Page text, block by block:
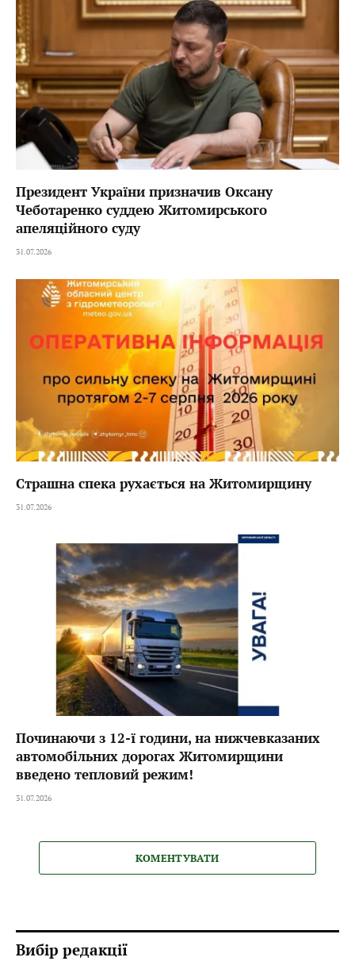
Президент України призначив Оксану
Чеботаренко суддею Житомирського
апеляційного суду
31.07.2026
Страшна спека рухається на Житомирщину
31.07.2026
Починаючи з 12-ї години, на нижчевказаних
автомобільних дорогах Житомирщини
введено тепловий режим!
31.07.2026
КОМЕНТУВАТИ
Вибір редакції